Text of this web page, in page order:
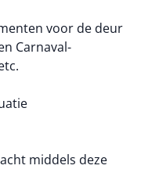
voor de deur
Carnaval-
middels deze